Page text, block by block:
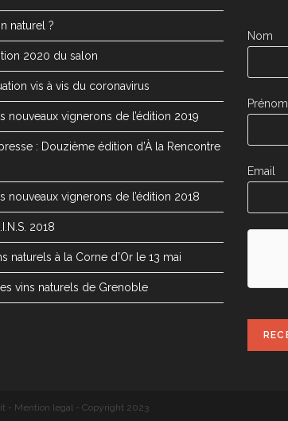
naturel ?
2020 du salon
vis à vis du coronavirus
nouveaux vignerons de l’édition 2019
: Douzième édition d’À la Rencontre
nouveaux vignerons de l’édition 2018
2018
naturels à la Corne d’Or le 13 mai
vins naturels de Grenoble
Nom
Prénom
Email
- Mention legal - Copyright 2023